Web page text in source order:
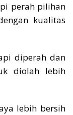
perah pilihan
kualitas
diperah dan
diolah lebih
lebih bersih